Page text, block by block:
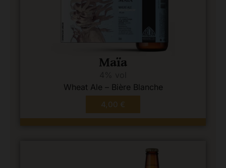
Maïa
Wheat Ale – Bière Blanche
4,00 €